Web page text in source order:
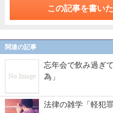
この記事を書い
関連の記事
忘年会で飲み過ぎ
為」
法律の雑学「軽犯